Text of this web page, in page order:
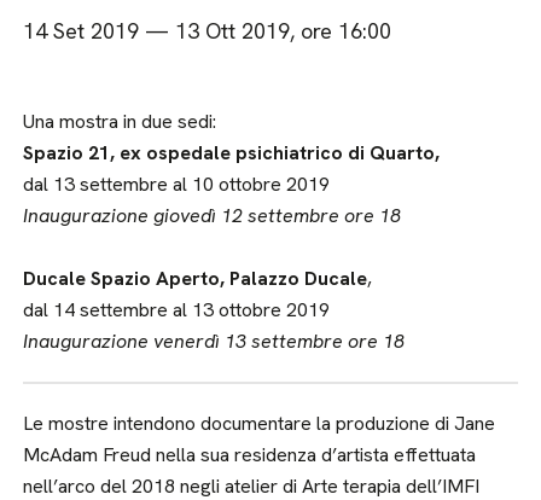
14 Set 2019 — 13 Ott 2019, ore 16:00
Una mostra in due sedi:
Spazio 21, ex ospedale psichiatrico di Quarto,
dal 13 settembre al 10 ottobre 2019
Inaugurazione giovedì 12 settembre ore 18
Ducale Spazio Aperto, Palazzo Ducale,
dal 14 settembre al 13 ottobre 2019
Inaugurazione venerdì 13 settembre ore 18
Le mostre intendono documentare la produzione di Jane
McAdam Freud nella sua residenza d’artista effettuata
nell’arco del 2018 negli atelier di Arte terapia dell’IMFI